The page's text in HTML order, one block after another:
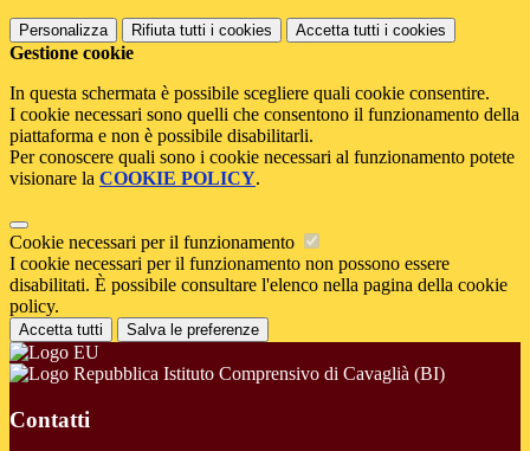
Personalizza Rifiuta tutti i cookies Accetta tutti i cookies
Gestione cookie
In questa schermata è possibile scegliere quali cookie consentire.
I cookie necessari sono quelli che consentono il funzionamento della
piattaforma e non è possibile disabilitarli.
Per conoscere quali sono i cookie necessari al funzionamento potete
visionare la COOKIE POLICY.
Cookie necessari per il funzionamento
I cookie necessari per il funzionamento non possono essere
disabilitati. È possibile consultare l'elenco nella pagina della cookie
policy.
Accetta tutti Salva le preferenze
Istituto Comprensivo di Cavaglià (BI)
Contatti